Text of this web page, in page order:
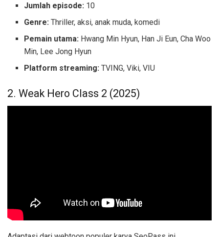
Jumlah episode: 10
Genre: Thriller, aksi, anak muda, komedi
Pemain utama: Hwang Min Hyun, Han Ji Eun, Cha Woo
Min, Lee Jong Hyun
Platform streaming: TVING, Viki, VIU
2. Weak Hero Class 2 (2025)